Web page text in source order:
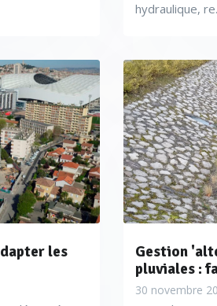
permet d’évaluer le débit
risquée (pas de nettoyage
sont envoyées par SMS.
optimisés aussi bien en
hydraulique,
les
Gestion
pluviales :
30 novembre